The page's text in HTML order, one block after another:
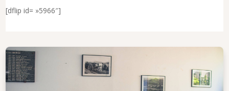
[dflip id= »5966″]